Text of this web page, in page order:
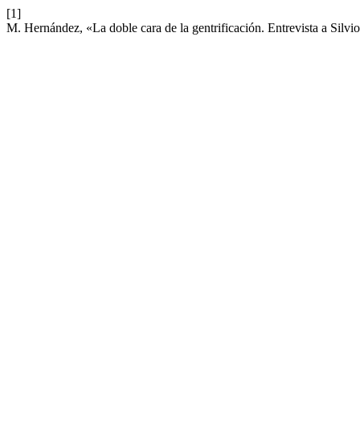
[1]
M. Hernández, «La doble cara de la gentrificación. Entrevista a